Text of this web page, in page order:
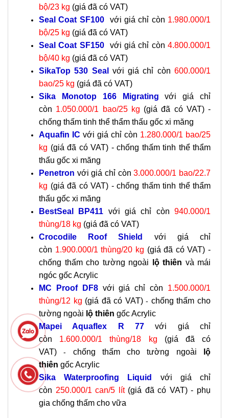
bộ/23 kg (giá đã có VAT)
Seal Coat SF100với giá chỉ còn 1.980.000/1
bộ/25 kg (giá đã có VAT)
Seal Coat SF150với giá chỉ còn 4.800.000/1
bộ/40 kg (giá đã có VAT)
SikaTop 530 Seal
với giá chỉ còn600.000/1
bao/25 kg (giá đã có VAT)
Sika Monotop 166 Migratingvới giá chỉ
còn 1.050.000/1 bao/25 kg (giá đã có VAT) -
chống thấm tinh thể thẩm thấu gốc xi măng
Aquafin IC với giá chỉ còn 1.280.000/1 bao/25
kg (giá đã có VAT) - chống thấm tinh thể thẩm
thấu gốc xi măng
Penetron với giá chỉ còn3.000.000/1 bao/22.7
kg (giá đã có VAT) - chống thấm tinh thể thẩm
thấu gốc xi măng
BestSeal BP411 với giá chỉ còn940.000/1
thùng/18 kg (giá đã có VAT)
Crocodile Roof Shield với giá chỉ
còn 1.900.000/1 thùng/20 kg (giá đã có VAT) -
chống thấm cho tường ngoài
lộ thiên và mái
ngóc gốc Acrylic
MC Proof DF8 với giá chỉ còn 1.500.000/1
thùng/12 kg (giá đã có VAT)- chống thấm cho
tường ngoài lộ thiên gốc Acrylic
Mapei Aquaflex R 77với giá chỉ
còn 1.600.000/1 thùng/18 kg (giá đã có
VAT)- chống thấm cho tường ngoài
lộ
thiên gốc Acrylic
Sika Waterproofing Liquid
với giá chỉ
còn 250.000/1 can/5 lít(giá đã có VAT) - phụ
gia chống thấm cho vữa